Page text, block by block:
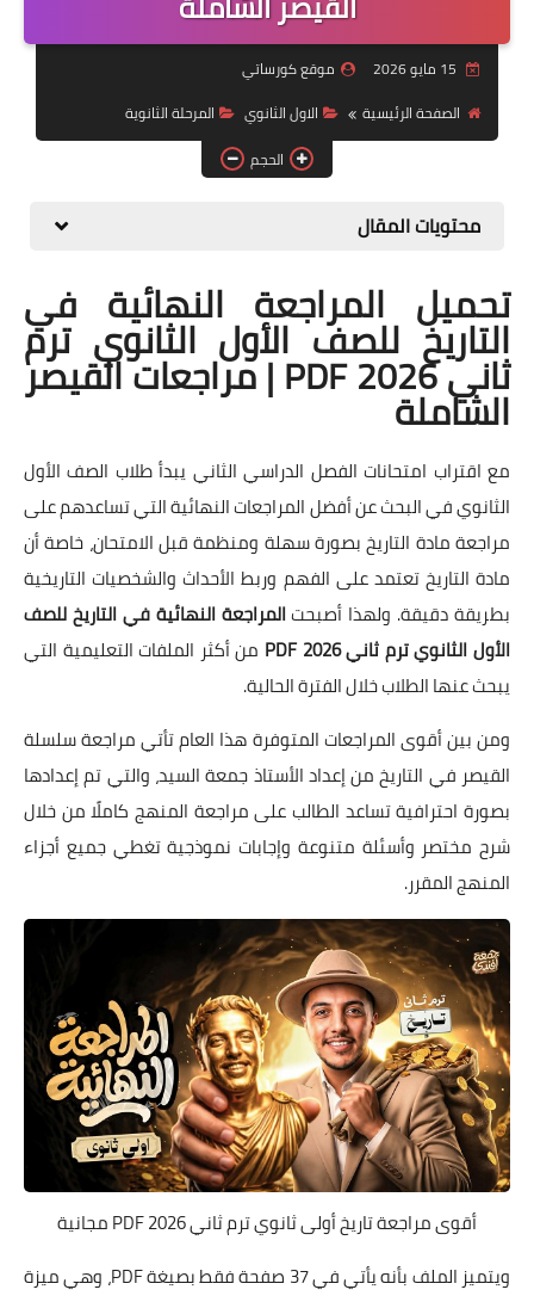
موضوعات
تكنولوجيا
صحة
موقع كورساتي
الصفحة الرئيسية
الاول الثانوي
المرحلة الثانوية
الحجم
محتويات المقال
تحميل المراجعة النهائية في
التاريخ للصف الأول الثانوي ترم
ثاني 2026 PDF | مراجعات القيصر
الشاملة
مع اقتراب امتحانات الفصل الدراسي الثاني يبدأ طلاب الصف الأول
الثانوي في البحث عن أفضل المراجعات النهائية التي تساعدهم على
مراجعة مادة التاريخ بصورة سهلة ومنظمة قبل الامتحان، خاصة أن
مادة التاريخ تعتمد على الفهم وربط الأحداث والشخصيات التاريخية
بطريقة دقيقة. ولهذا أصبحتالمراجعة النهائية في التاريخ للصف
الأول الثانوي ترم ثاني 2026 PDF
من أكثر الملفات التعليمية التي
يبحث عنها الطلاب خلال الفترة الحالية.
ومن بين أقوى المراجعات المتوفرة هذا العام تأتي مراجعة سلسلة
القيصر في التاريخ من إعداد الأستاذ جمعة السيد، والتي تم إعدادها
بصورة احترافية تساعد الطالب على مراجعة المنهج كاملًا من خلال
شرح مختصر وأسئلة متنوعة وإجابات نموذجية تغطي جميع أجزاء
المنهج المقرر.
أقوى مراجعة تاريخ أولى ثانوي ترم ثاني 2026 PDF مجانية
ويتميز الملف بأنه يأتي في 37 صفحة فقط بصيغة PDF، وهي ميزة